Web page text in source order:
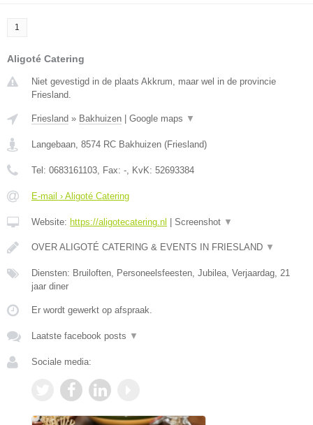
1
Aligoté Catering
Niet gevestigd in de plaats Akkrum, maar wel in de provincie
Friesland.
Friesland » Bakhuizen Google maps ▼
Langebaan, 8574 RC Bakhuizen (Friesland)
Tel: 0683161103, Fax: -, KvK: 52693384
E-mail › Aligoté Catering
Website: https://aligotecatering.nl Screenshot ▼
OVER ALIGOTÉ CATERING & EVENTS IN FRIESLAND ▼
Diensten: Bruiloften, Personeelsfeesten, Jubilea, Verjaardag, 21
jaar diner
Er wordt gewerkt op afspraak.
Laatste facebook posts ▼
Sociale media: